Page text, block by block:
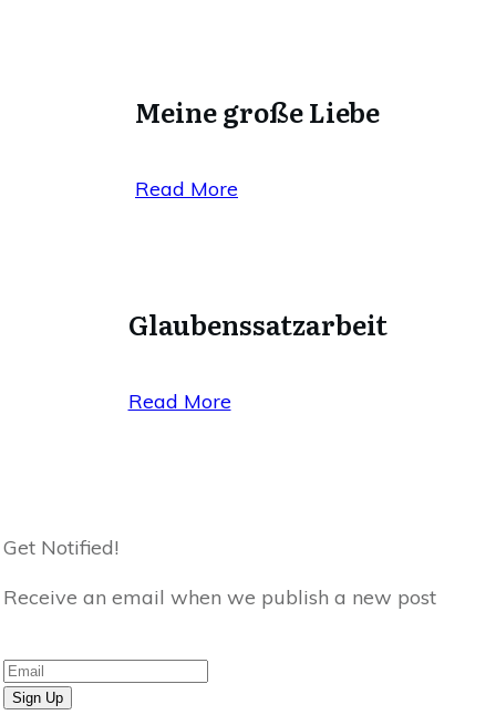
Meine große Liebe
Read More
Glaubenssatzarbeit
Read More
Get Notified!
Receive an email when we publish a new post
Sign Up